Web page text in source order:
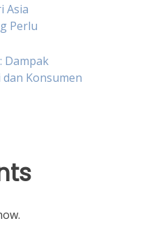
Asia
Perlu
Dampak
Konsumen